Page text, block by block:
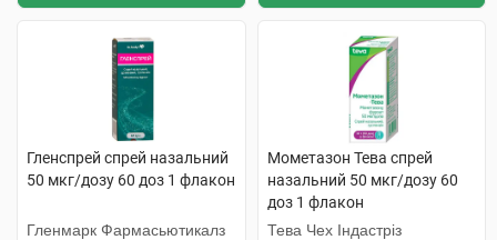
Гленспрей спрей назальний
50 мкг/дозу 60 доз 1 флакон
Гленмарк Фармасьютикалз
Мометазон Тева спрей
назальний 50 мкг/дозу 60
доз 1 флакон
Тева Чех Індастріз